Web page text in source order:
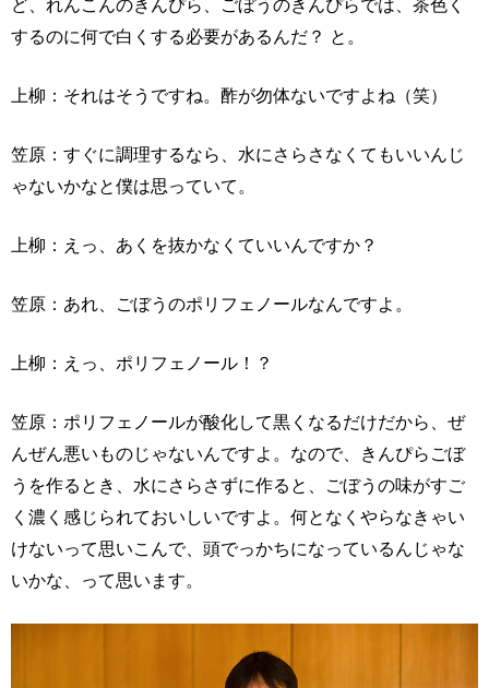
ど、れんこんのきんぴら、ごぼうのきんぴらでは、茶色く
するのに何で白くする必要があるんだ？ と。
上柳：それはそうですね。酢が勿体ないですよね（笑）
笠原：すぐに調理するなら、水にさらさなくてもいいんじ
ゃないかなと僕は思っていて。
上柳：えっ、あくを抜かなくていいんですか？
笠原：あれ、ごぼうのポリフェノールなんですよ。
上柳：えっ、ポリフェノール！？
笠原：ポリフェノールが酸化して黒くなるだけだから、ぜ
んぜん悪いものじゃないんですよ。なので、きんぴらごぼ
うを作るとき、水にさらさずに作ると、ごぼうの味がすご
く濃く感じられておいしいですよ。何となくやらなきゃい
けないって思いこんで、頭でっかちになっているんじゃな
いかな、って思います。